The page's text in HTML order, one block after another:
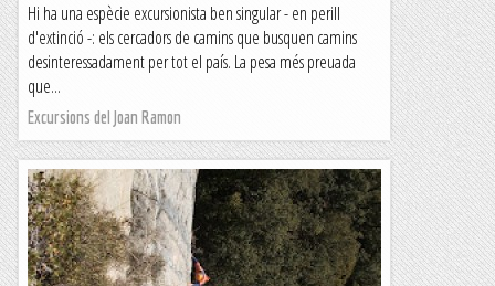
Hi ha una espècie excursionista ben singular - en perill
d'extinció -: els cercadors de camins que busquen camins
desinteressadament per tot el país. La pesa més preuada
que...
Excursions del Joan Ramon